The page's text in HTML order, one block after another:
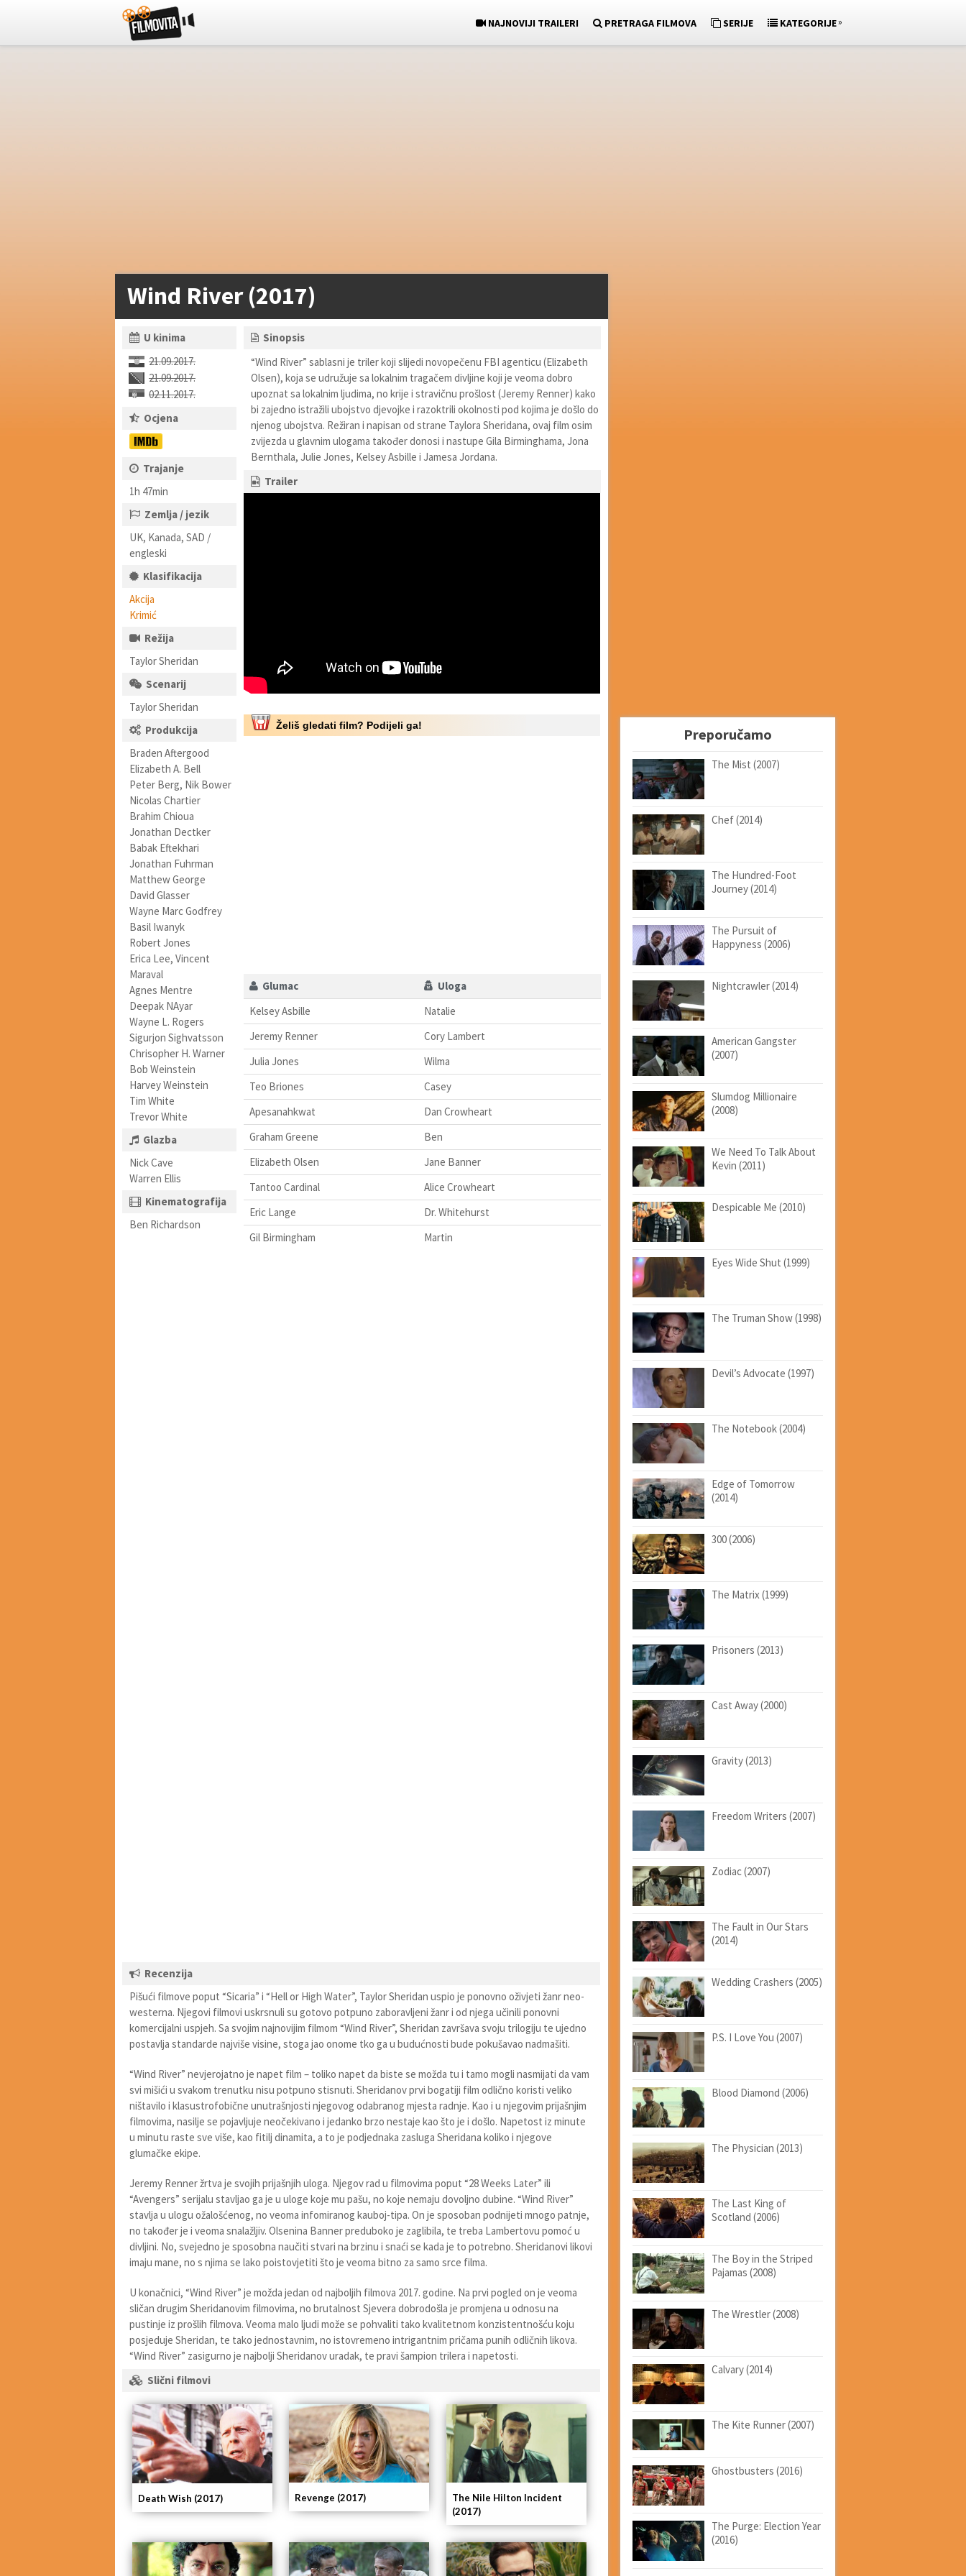
NAJNOVIJI TRAILERI PRETRAGA FILMOVA SERIJE KATEGORIJE»
Wind River (2017)
U kinima
21.09.2017.
21.09.2017.
02.11.2017.
Ocjena
Trajanje
1h 47min
Zemlja / jezik
UK, Kanada, SAD /
engleski
Klasifikacija
Akcija
Krimić
Režija
Taylor Sheridan
Scenarij
Taylor Sheridan
Produkcija
Braden Aftergood
Elizabeth A. Bell
Peter Berg, Nik Bower
Nicolas Chartier
Brahim Chioua
Jonathan Dectker
Babak Eftekhari
Jonathan Fuhrman
Matthew George
David Glasser
Wayne Marc Godfrey
Basil Iwanyk
Robert Jones
Erica Lee, Vincent
Maraval
Agnes Mentre
Deepak NAyar
Wayne L. Rogers
Sigurjon Sighvatsson
Chrisopher H. Warner
Bob Weinstein
Harvey Weinstein
Tim White
Trevor White
Glazba
Nick Cave
Warren Ellis
Kinematografija
Ben Richardson
Sinopsis
“Wind River” sablasni je triler koji slijedi novopečenu FBI agenticu (Elizabeth
Olsen), koja se udružuje sa lokalnim tragačem divljine koji je veoma dobro
upoznat sa lokalnim ljudima, no krije i stravičnu prošlost (Jeremy Renner) kako
bi zajedno istražili ubojstvo djevojke i razoktrili okolnosti pod kojima je došlo do
njenog ubojstva. Režiran i napisan od strane Taylora Sheridana, ovaj film osim
zvijezda u glavnim ulogama također donosi i nastupe Gila Birminghama, Jona
Bernthala, Julie Jones, Kelsey Asbille i Jamesa Jordana.
Trailer
Želiš gledati film? Podijeli ga!
Glumac
Uloga
Kelsey Asbille
Natalie
Jeremy Renner
Cory Lambert
Julia Jones
Wilma
Teo Briones
Casey
Apesanahkwat
Dan Crowheart
Graham Greene
Ben
Elizabeth Olsen
Jane Banner
Tantoo Cardinal
Alice Crowheart
Eric Lange
Dr. Whitehurst
Gil Birmingham
Martin
Recenzija
Pišući filmove poput “Sicaria” i “Hell or High Water”, Taylor Sheridan uspio je ponovno oživjeti žanr neo-
westerna. Njegovi filmovi uskrsnuli su gotovo potpuno zaboravljeni žanr i od njega učinili ponovni
komercijalni uspjeh. Sa svojim najnovijim filmom “Wind River”, Sheridan završava svoju trilogiju te ujedno
postavlja standarde najviše visine, stoga jao onome tko ga u budućnosti bude pokušavao nadmašiti.
“Wind River” nevjerojatno je napet film – toliko napet da biste se možda tu i tamo mogli nasmijati da vam
svi mišići u svakom trenutku nisu potpuno stisnuti. Sheridanov prvi bogatiji film odlično koristi veliko
ništavilo i klasustrofobične unutrašnjosti njegovog odabranog mjesta radnje. Kao i u njegovim prijašnjim
filmovima, nasilje se pojavljuje neočekivano i jedanko brzo nestaje kao što je i došlo. Napetost iz minute
u minutu raste sve više, kao fitilj dinamita, a to je podjednaka zasluga Sheridana koliko i njegove
glumačke ekipe.
Jeremy Renner žrtva je svojih prijašnjih uloga. Njegov rad u filmovima poput “28 Weeks Later” ili
“Avengers” serijalu stavljao ga je u uloge koje mu pašu, no koje nemaju dovoljno dubine. “Wind River”
stavlja u ulogu ožalošćenog, no veoma infomiranog kauboj-tipa. On je sposoban podnijeti mnogo patnje,
no također je i veoma snalažljiv. Olsenina Banner preduboko je zaglibila, te treba Lambertovu pomoć u
divljini. No, svejedno je sposobna naučiti stvari na brzinu i snaći se kada je to potrebno. Sheridanovi likovi
imaju mane, no s njima se lako poistovjetiti što je veoma bitno za samo srce filma.
U konačnici, “Wind River” je možda jedan od najboljih filmova 2017. godine. Na prvi pogled on je veoma
sličan drugim Sheridanovim filmovima, no brutalnost Sjevera dobrodošla je promjena u odnosu na
pustinje iz prošlih filmova. Veoma malo ljudi može se pohvaliti tako kvalitetnom konzistentnošću koju
posjeduje Sheridan, te tako jednostavnim, no istovremeno intrigantnim pričama punih odličnih likova.
“Wind River” zasigurno je najbolji Sheridanov uradak, te pravi šampion trilera i napetosti.
Slični filmovi
The Nile Hilton Incident
(2017)
Revenge (2017)
Death Wish (2017)
Preporučamo
The Mist (2007)
Chef (2014)
The Hundred-Foot
Journey (2014)
The Pursuit of
Happyness (2006)
Nightcrawler (2014)
American Gangster
(2007)
Slumdog Millionaire
(2008)
We Need To Talk About
Kevin (2011)
Despicable Me (2010)
Eyes Wide Shut (1999)
The Truman Show (1998)
Devil’s Advocate (1997)
The Notebook (2004)
Edge of Tomorrow
(2014)
300 (2006)
The Matrix (1999)
Prisoners (2013)
Cast Away (2000)
Gravity (2013)
Freedom Writers (2007)
Zodiac (2007)
The Fault in Our Stars
(2014)
Wedding Crashers (2005)
P.S. I Love You (2007)
Blood Diamond (2006)
The Physician (2013)
The Last King of
Scotland (2006)
The Boy in the Striped
Pajamas (2008)
The Wrestler (2008)
Calvary (2014)
The Kite Runner (2007)
Ghostbusters (2016)
The Purge: Election Year
(2016)